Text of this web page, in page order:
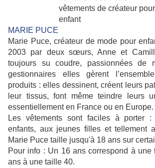
MARIE PUCE
Marie Puce, créateur de mode pour
2003 par deux sœurs, Anne et
toujours su coudre, passionnées de
gestionnaires elles gèrent
produits : elles dessinent, créent leurs
leur tissus, font même teindre leurs
essentiellement en France ou en Europe.
Les vêtements sont faciles à porter
enfants, aux jeunes filles et tellement
Marie Puce taille jusqu'à 18 ans sur
Pour info : Un 16 ans correspond à
ans à une taille 40.